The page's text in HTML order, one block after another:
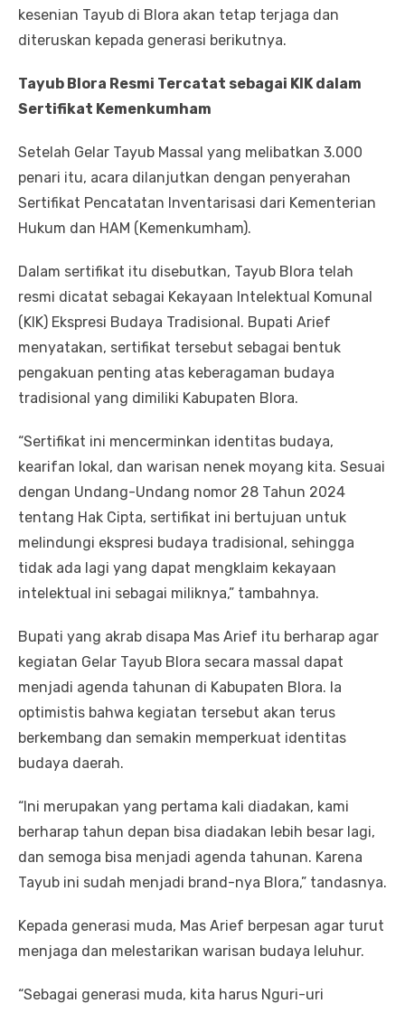
kesenian Tayub di Blora akan tetap terjaga dan
diteruskan kepada generasi berikutnya.
Tayub Blora Resmi Tercatat sebagai KIK dalam
Sertifikat Kemenkumham
Setelah Gelar Tayub Massal yang melibatkan 3.000
penari itu, acara dilanjutkan dengan penyerahan
Sertifikat Pencatatan Inventarisasi dari Kementerian
Hukum dan HAM (Kemenkumham).
Dalam sertifikat itu disebutkan, Tayub Blora telah
resmi dicatat sebagai Kekayaan Intelektual Komunal
(KIK) Ekspresi Budaya Tradisional. Bupati Arief
menyatakan, sertifikat tersebut sebagai bentuk
pengakuan penting atas keberagaman budaya
tradisional yang dimiliki Kabupaten Blora.
“Sertifikat ini mencerminkan identitas budaya,
kearifan lokal, dan warisan nenek moyang kita. Sesuai
dengan Undang-Undang nomor 28 Tahun 2024
tentang Hak Cipta, sertifikat ini bertujuan untuk
melindungi ekspresi budaya tradisional, sehingga
tidak ada lagi yang dapat mengklaim kekayaan
intelektual ini sebagai miliknya,” tambahnya.
Bupati yang akrab disapa Mas Arief itu berharap agar
kegiatan Gelar Tayub Blora secara massal dapat
menjadi agenda tahunan di Kabupaten Blora. Ia
optimistis bahwa kegiatan tersebut akan terus
berkembang dan semakin memperkuat identitas
budaya daerah.
“Ini merupakan yang pertama kali diadakan, kami
berharap tahun depan bisa diadakan lebih besar lagi,
dan semoga bisa menjadi agenda tahunan. Karena
Tayub ini sudah menjadi brand-nya Blora,” tandasnya.
Kepada generasi muda, Mas Arief berpesan agar turut
menjaga dan melestarikan warisan budaya leluhur.
“Sebagai generasi muda, kita harus Nguri-uri